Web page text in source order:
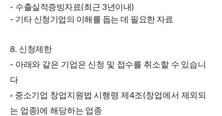
- 수출실적증빙자료(최근 3년이내)
- 기타 신청기업의 이해를 돕는 데 필요한 자료
8. 신청제한
- 아래와 같은 기업은 신청 및 접수를 취소할 수 있습니
다
◦ 중소기업 창업지원법 시행령 제 4조(창업에서 제외되
는 업종)에 해당하는 업종